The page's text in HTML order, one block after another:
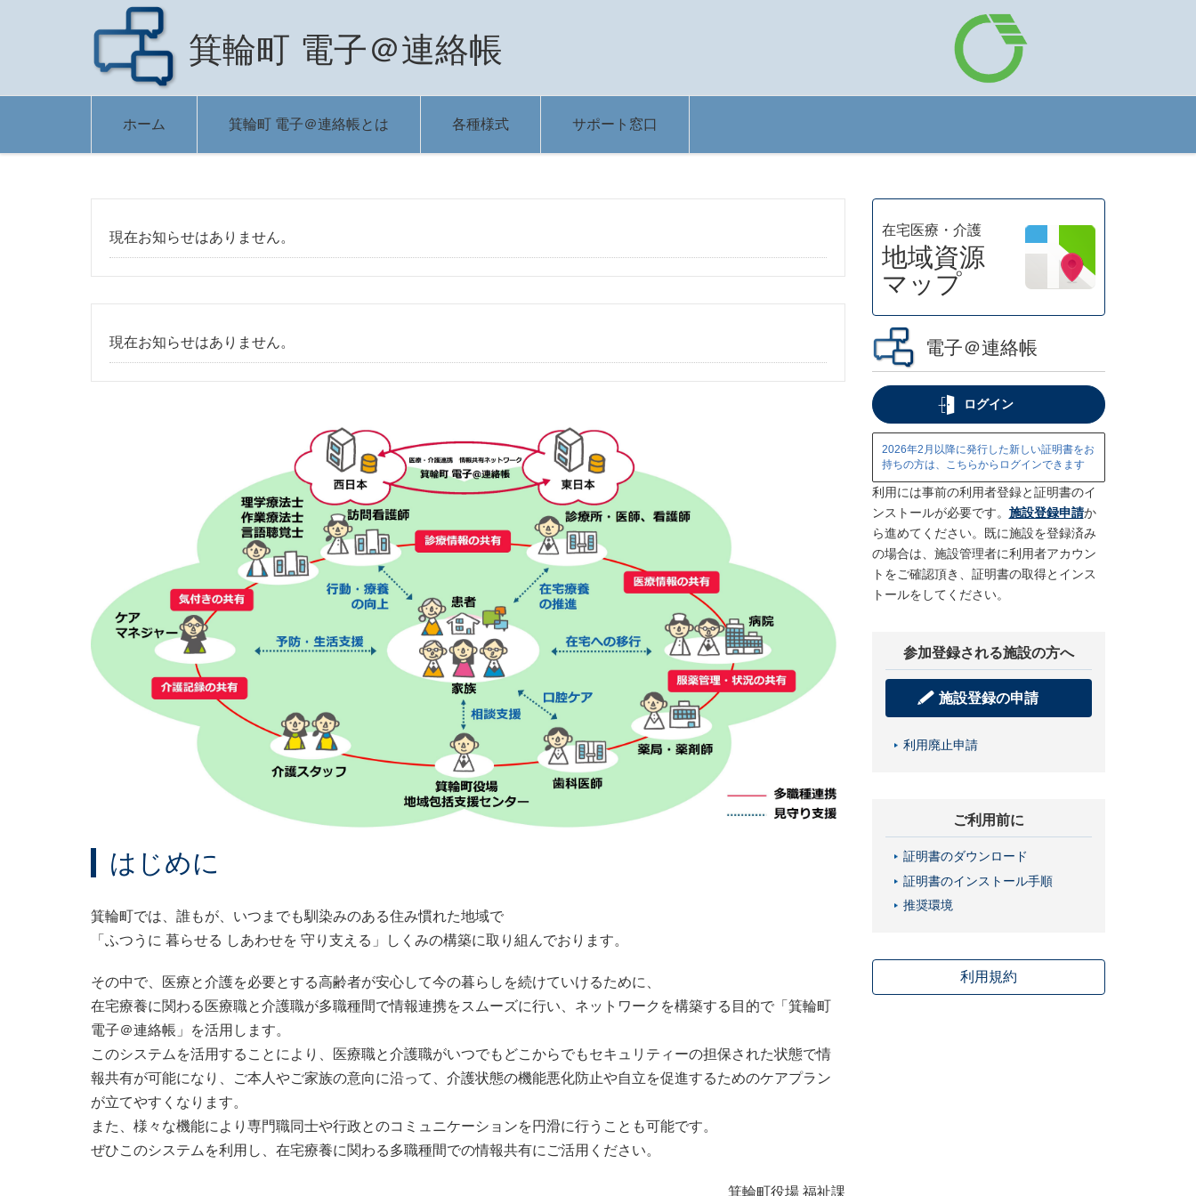
箕輪町 電子＠連絡帳
ホーム 箕輪町 電子＠連絡帳とは 各種様式 サポート窓口
現在お知らせはありません。
現在お知らせはありません。
はじめに
箕輪町では、誰もが、いつまでも馴染みのある住み慣れた地域で
「ふつうに 暮らせる しあわせを 守り支える」しくみの構築に取り組んでおります。
その中で、医療と介護を必要とする高齢者が安心して今の暮らしを続けていけるために、
在宅療養に関わる医療職と介護職が多職種間で情報連携をスムーズに行い、ネットワークを構築する目的で「箕輪町
電子＠連絡帳」を活用します。
このシステムを活用することにより、医療職と介護職がいつでもどこからでもセキュリティーの担保された状態で情
報共有が可能になり、ご本人やご家族の意向に沿って、介護状態の機能悪化防止や自立を促進するためのケアプラン
が立てやすくなります。
また、様々な機能により専門職同士や行政とのコミュニケーションを円滑に行うことも可能です。
ぜひこのシステムを利用し、在宅療養に関わる多職種間での情報共有にご活用ください。
箕輪町役場 福祉課
在宅医療・介護
地域資源
マップ
電子＠連絡帳
ログイン
2026年2月以降に発行した新しい証明書をお
持ちの方は、こちらからログインできます
利用には事前の利用者登録と証明書のイ
ンストールが必要です。 施設登録申請か
ら進めてください。既に施設を登録済み
の場合は、施設管理者に利用者アカウン
トをご確認頂き、証明書の取得とインス
トールをしてください。
参加登録される施設の方へ
施設登録の申請
利用廃止申請
ご利用前に
証明書のダウンロード
証明書のインストール手順
推奨環境
利用規約